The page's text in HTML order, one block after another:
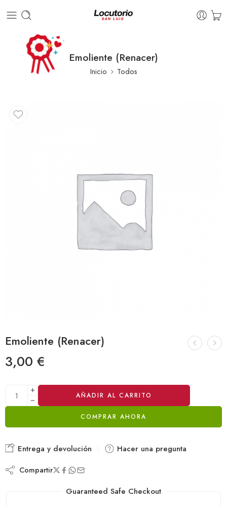
Emoliente (Renacer)
Inicio Todos
Emoliente (Renacer)
3,00 €
AÑADIR AL CARRITO
COMPRAR AHORA
Alternative:
Entrega y devolución Hacer una pregunta
Compartir
Guaranteed Safe Checkout